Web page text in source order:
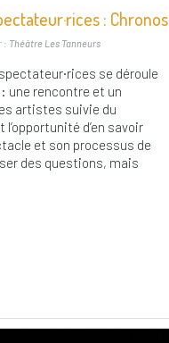
: Chronos
: Théâtre Les Tanneurs
se déroule
une rencontre et un
artistes suivie du
l’opportunité d’en savoir
et son processus de
des questions, mais